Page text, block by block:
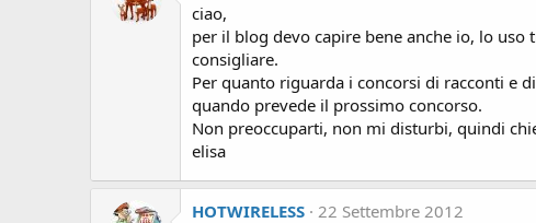
ciao,
per il blog devo capire bene anche io, lo
consigliare.
Per quanto riguarda i concorsi di racconti e
quando prevede il prossimo concorso.
Non preoccuparti, non mi disturbi, quindi
elisa
HOTWIRELESS
22 Settembre 2012